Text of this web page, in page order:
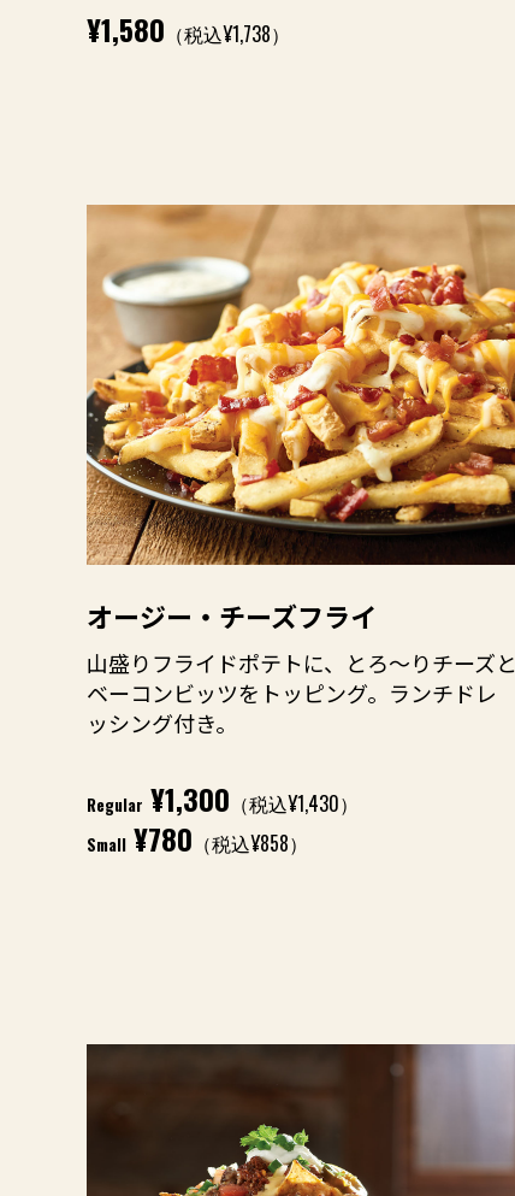
¥1,580 （税込¥1,738）
オージー・チーズフライ
山盛りフライドポテトに、とろ～りチーズと
ベーコンビッツをトッピング。ランチドレ
ッシング付き。
Regular ¥1,300 （税込¥1,430）
Small ¥780 （税込¥858）